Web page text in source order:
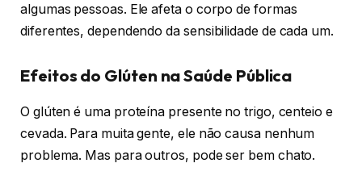
algumas pessoas. Ele afeta o corpo de formas
diferentes, dependendo da sensibilidade de cada um.
Efeitos do Glúten na Saúde Pública
O glúten é uma proteína presente no trigo, centeio e
cevada. Para muita gente, ele não causa nenhum
problema. Mas para outros, pode ser bem chato.